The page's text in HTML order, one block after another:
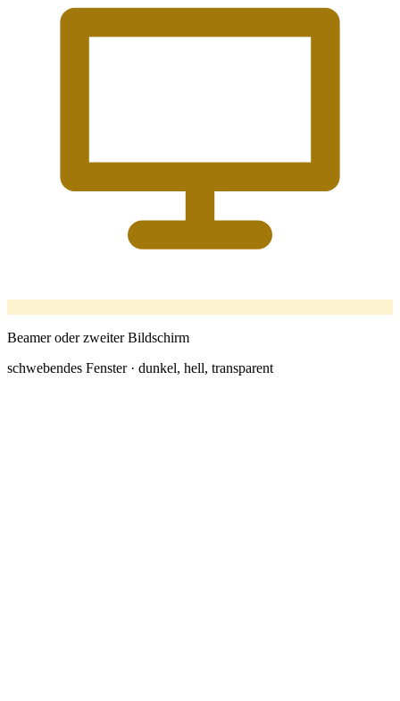
Beamer oder zweiter Bildschirm
schwebendes Fenster · dunkel, hell, transparent